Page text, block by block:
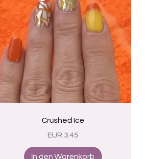
Schnellansicht
Crushed Ice
Preis
EUR 3.45
In den Warenkorb